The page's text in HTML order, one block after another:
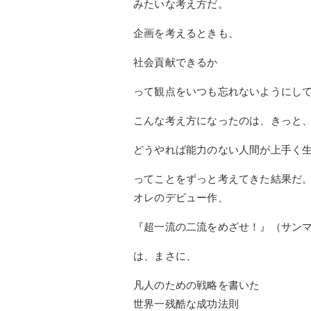
みたいな考え方だ。
企画を考えるときも、
社会貢献できるか
って観点をいつも忘れないようにして
こんな考え方になったのは、きっと、
どうやれば能力のない人間が上手く
ってことをずっと考えてきた結果だ。
オレのデビュー作、
『超一流の二流をめざせ！』（サン
は、まさに、
凡人のための戦略を書いた
世界一残酷な成功法則